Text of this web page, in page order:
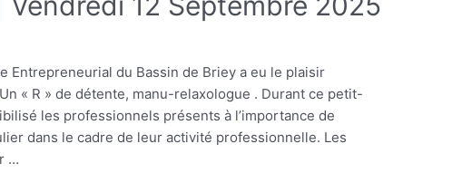
Entrepreneurial du Bassin de Briey a eu le plaisir
« R » de détente, manu-relaxologue . Durant ce petit-
les professionnels présents à l’importance de
dans le cadre de leur activité professionnelle. Les
…